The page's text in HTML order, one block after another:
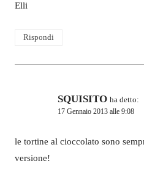
Elli
Rispondi
SQUISITO ha detto:
17 Gennaio 2013 alle 9:08
le tortine al cioccolato sono
versione!